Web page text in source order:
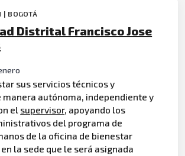
| BOGOTÁ
Distrital Francisco Jose
sus servicios técnicos y
manera autónoma, independiente y
el supervisor, apoyando los
del programa de
de la oficina de bienestar
la sede que le será asignada